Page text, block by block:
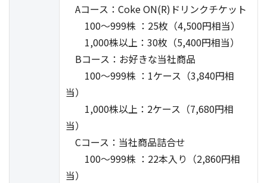
Aコース：Coke ON(R)ドリンクチケット
100～999株 ：25枚（4,500円相当）
1,000株以上：30枚（5,400円相当）
Bコース：お好きな当社商品
100～999株 ：1ケース（3,840円相
当）
1,000株以上：2ケース（7,680円相
当）
Cコース：当社商品詰合せ
100～999株 ：22本入り（2,860円相
当）